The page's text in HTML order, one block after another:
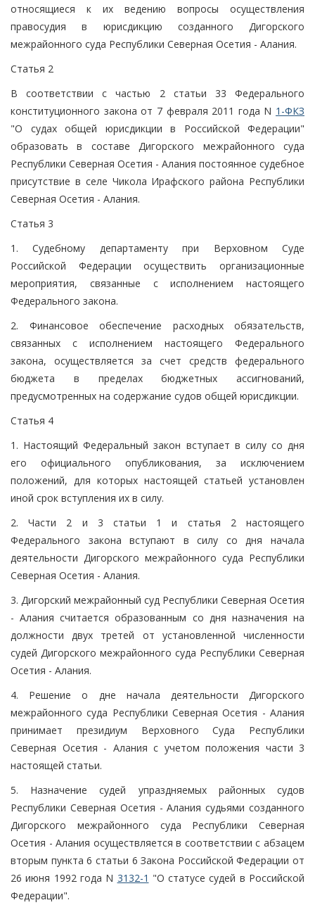
относящиеся к их ведению вопросы осуществления
правосудия в юрисдикцию созданного Дигорского
межрайонного суда Республики Северная Осетия - Алания.
Статья 2
В соответствии с частью 2 статьи 33 Федерального
конституционного закона от 7 февраля 2011 года N 1-ФКЗ
"О судах общей юрисдикции в Российской Федерации"
образовать в составе Дигорского межрайонного суда
Республики Северная Осетия - Алания постоянное судебное
присутствие в селе Чикола Ирафского района Республики
Северная Осетия - Алания.
Статья 3
1. Судебному департаменту при Верховном Суде
Российской Федерации осуществить организационные
мероприятия, связанные с исполнением настоящего
Федерального закона.
2. Финансовое обеспечение расходных обязательств,
связанных с исполнением настоящего Федерального
закона, осуществляется за счет средств федерального
бюджета в пределах бюджетных ассигнований,
предусмотренных на содержание судов общей юрисдикции.
Статья 4
1. Настоящий Федеральный закон вступает в силу со дня
его официального опубликования, за исключением
положений, для которых настоящей статьей установлен
иной срок вступления их в силу.
2. Части 2 и 3 статьи 1 и статья 2 настоящего
Федерального закона вступают в силу со дня начала
деятельности Дигорского межрайонного суда Республики
Северная Осетия - Алания.
3. Дигорский межрайонный суд Республики Северная Осетия
- Алания считается образованным со дня назначения на
должности двух третей от установленной численности
судей Дигорского межрайонного суда Республики Северная
Осетия - Алания.
4. Решение о дне начала деятельности Дигорского
межрайонного суда Республики Северная Осетия - Алания
принимает президиум Верховного Суда Республики
Северная Осетия - Алания с учетом положения части 3
настоящей статьи.
5. Назначение судей упраздняемых районных судов
Республики Северная Осетия - Алания судьями созданного
Дигорского межрайонного суда Республики Северная
Осетия - Алания осуществляется в соответствии с абзацем
вторым пункта 6 статьи 6 Закона Российской Федерации от
26 июня 1992 года N 3132-1 "О статусе судей в Российской
Федерации".